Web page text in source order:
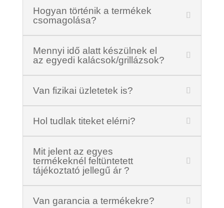
Hogyan történik a termékek
csomagolása?
Mennyi idő alatt készülnek el
az egyedi kalácsok/grillázsok?
Van fizikai üzletetek is?
Hol tudlak titeket elérni?
Mit jelent az egyes
termékeknél feltüntetett
tájékoztató jellegű ár ?
Van garancia a termékekre?